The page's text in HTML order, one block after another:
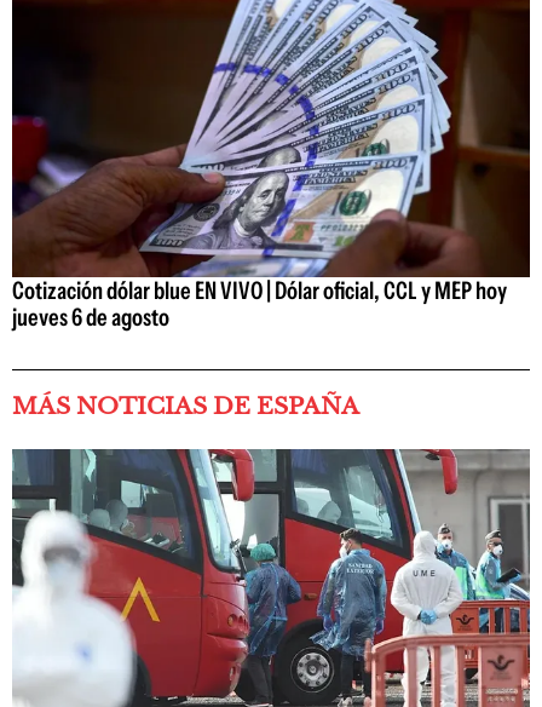
Cotización dólar blue EN VIVO | Dólar oficial, CCL y MEP hoy
jueves 6 de agosto
MÁS NOTICIAS DE ESPAÑA